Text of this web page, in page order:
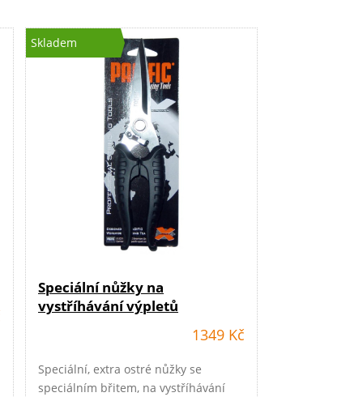
Skladem
Speciální nůžky na
vystříhávání výpletů
1349 Kč
Speciální, extra ostré nůžky se
speciálním břitem, na vystříhávání